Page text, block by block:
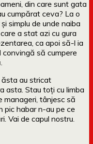
din care sunt gata
cumpărat ceva? La o
simplu de unde naiba
a stat azi cu gura
ca apoi să-l ia
să cumpere
ăsta au stricat
asta. Stau toți cu limba
manageri, tânjesc să
pic habar n-au pe ce
Vai de capul nostru.